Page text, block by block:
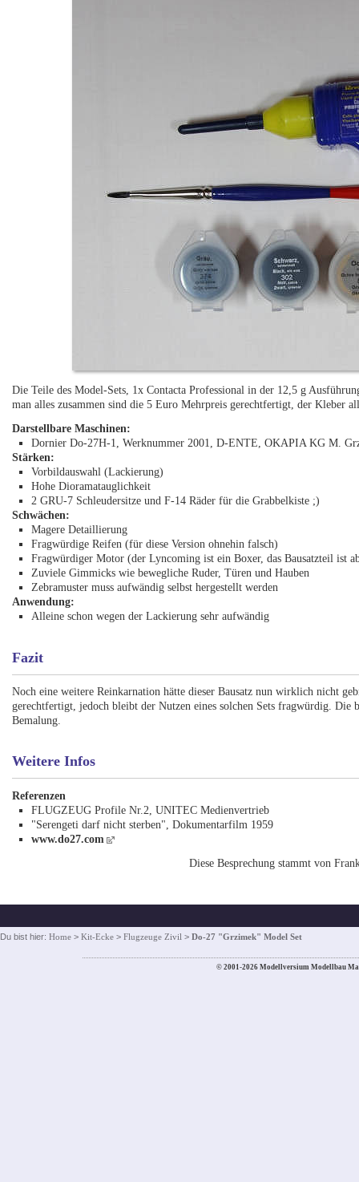
Die Teile des Model-Sets, 1x Contacta Professional in der 12,5 g
man alles zusammen sind die 5 Euro Mehrpreis gerechtfertigt, der Kleber
Darstellbare Maschinen:
Dornier Do-27H-1, Werknummer 2001, D-ENTE, OKAPIA KG M.
Stärken:
Vorbildauswahl (Lackierung)
Hohe Dioramatauglichkeit
2 GRU-7 Schleudersitze und F-14 Räder für die Grabbelkiste ;)
Schwächen:
Magere Detaillierung
Fragwürdige Reifen (für diese Version ohnehin falsch)
Fragwürdiger Motor (der Lyncoming ist ein Boxer, das Bausatzteil ist
Zuviele Gimmicks wie bewegliche Ruder, Türen und Hauben
Zebramuster muss aufwändig selbst hergestellt werden
Anwendung:
Alleine schon wegen der Lackierung sehr aufwändig
Fazit
Noch eine weitere Reinkarnation hätte dieser Bausatz nun wirklich nicht
gerechtfertigt, jedoch bleibt der Nutzen eines solchen Sets fragwürdig.
Bemalung.
Weitere Infos
Referenzen
FLUGZEUG Profile Nr.2, UNITEC Medienvertrieb
"Serengeti darf nicht sterben", Dokumentarfilm 1959
www.do27.com
Diese Besprechung stammt von
Du bist hier: Home > Kit-Ecke > Flugzeuge Zivil > Do-27 "Grzimek" Model Set
© 2001-2026 Modellversium Modellbau